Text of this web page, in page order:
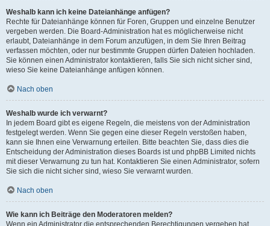
Weshalb kann ich keine Dateianhänge anfügen?
Rechte für Dateianhänge können für Foren, Gruppen und einzelne Benutzer
vergeben werden. Die Board-Administration hat es möglicherweise nicht
erlaubt, Dateianhänge in dem Forum anzufügen, in dem Sie Ihren Beitrag
verfassen möchten, oder nur bestimmte Gruppen dürfen Dateien hochladen.
Sie können einen Administrator kontaktieren, falls Sie sich nicht sicher sind,
wieso Sie keine Dateianhänge anfügen können.
Nach oben
Weshalb wurde ich verwarnt?
In jedem Board gibt es eigene Regeln, die meistens von der Administration
festgelegt werden. Wenn Sie gegen eine dieser Regeln verstoßen haben,
kann sie Ihnen eine Verwarnung erteilen. Bitte beachten Sie, dass dies die
Entscheidung der Administration dieses Boards ist und phpBB Limited nichts
mit dieser Verwarnung zu tun hat. Kontaktieren Sie einen Administrator, sofern
Sie sich die nicht sicher sind, wieso Sie verwarnt wurden.
Nach oben
Wie kann ich Beiträge den Moderatoren melden?
Wenn ein Administrator die entsprechenden Berechtigungen vergeben hat,